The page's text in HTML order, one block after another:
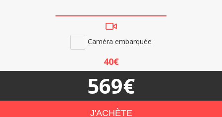
Caméra embarquée
40€
569€
J'ACHÈTE
plus d'informations